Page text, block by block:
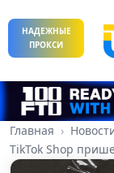
НАДЕЖНЫЕ
ПРОКСИ
Главная
TikTok Shop